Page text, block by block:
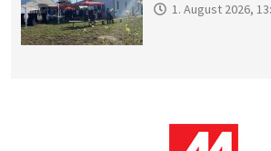
1. August 2026,